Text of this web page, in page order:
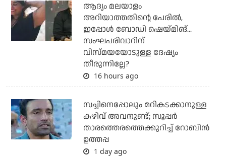
ആദ്യം മലയാളം
അറിയാത്തതിന്റെ പേരില്‍,
ഇപ്പോള്‍ ബോഡി ഷെയ്മിങ്...
സംഘപരിവാറിന്
വിസ്മയയോടുള്ള ദേഷ്യം
തീരുന്നില്ലേ?
16 hours ago
സച്ചിനെപ്പോലും മറികടക്കാനുള്ള
കഴിവ് അവനുണ്ട്; സൂപ്പര്‍
താരത്തെരത്തെക്കുറിച്ച് റോബിന്‍
ഉത്തപ്പ
1 day ago